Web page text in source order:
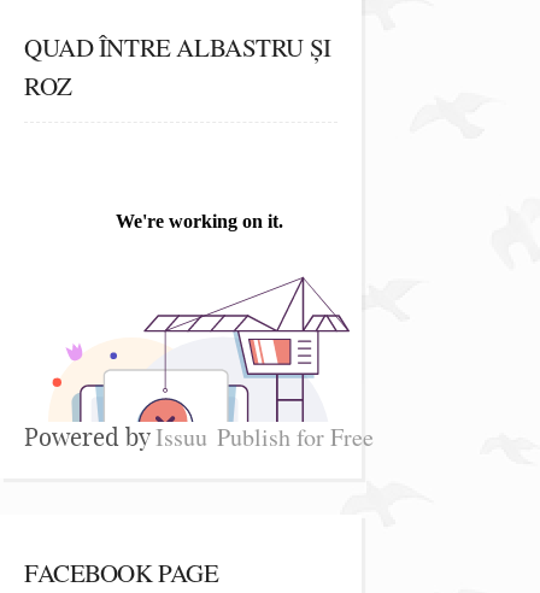
QUAD ÎNTRE ALBASTRU ȘI
ROZ
Powered byIssuu Publish for Free
FACEBOOK PAGE